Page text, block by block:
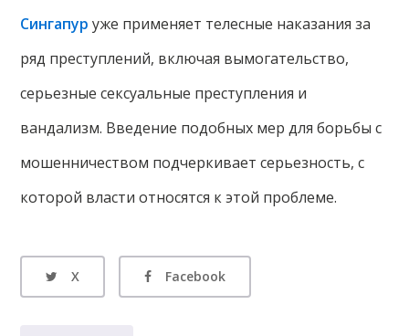
Сингапур уже применяет телесные наказания за
ряд преступлений, включая вымогательство,
серьезные сексуальные преступления и
вандализм. Введение подобных мер для борьбы с
мошенничеством подчеркивает серьезность, с
которой власти относятся к этой проблеме.
X Facebook